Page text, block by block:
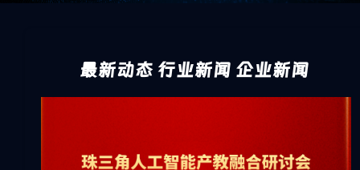
最新动态 行业新闻 企业新闻